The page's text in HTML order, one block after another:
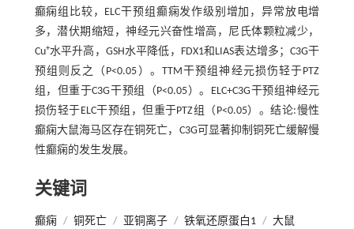
癫痫组比较，ELC干预组癫痫发作级别增加，异常放电增
多，潜伏期缩短，神经元兴奋性增高，尼氏体颗粒减少，
Cu+水平升高，GSH水平降低，FDX1和LIAS表达增多；C3G干
预组则反之（P<0.05）。TTM干预组神经元损伤轻于PTZ
组，但重于C3G干预组（P<0.05）。ELC+C3G干预组神经元
损伤轻于ELC干预组，但重于PTZ组（P<0.05）。结论:慢性
癫痫大鼠海马区存在铜死亡，C3G可显著抑制铜死亡缓解慢
性癫痫的发生发展。
关键词
癫痫 / 铜死亡 / 亚铜离子 / 铁氧还原蛋白1 / 大鼠